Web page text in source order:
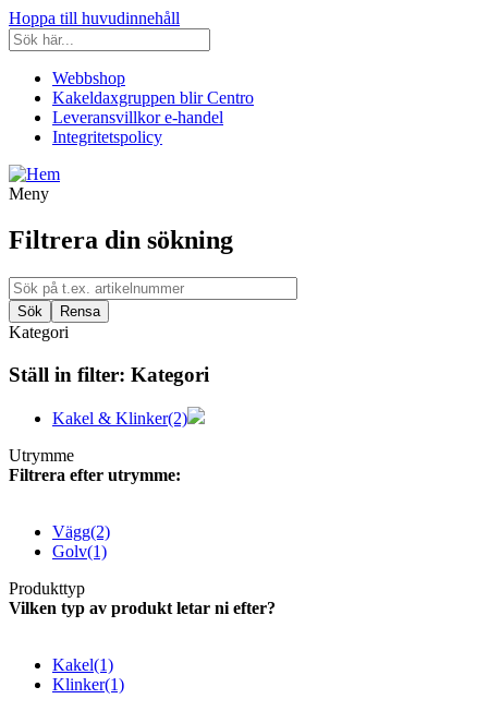
Hoppa till huvudinnehåll
Webbshop
Kakeldaxgruppen blir Centro
Leveransvillkor e-handel
Integritetspolicy
Meny
Filtrera din sökning
Kategori
Ställ in filter: Kategori
Kakel & Klinker(2)
Utrymme
Filtrera efter utrymme:
Vägg(2)
Golv(1)
Produkttyp
Vilken typ av produkt letar ni efter?
Kakel(1)
Klinker(1)